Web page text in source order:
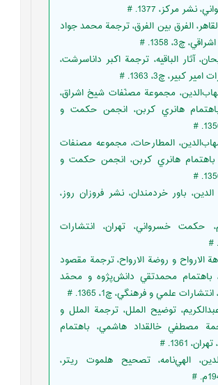
نشر مركز، 1377. #
الفرق بين الفرق، ترجمة محمد جواد
چ3، 1358. #
آثار الباقيه، ترجمة اکبر داناسرشت،
کبير، چ3، 1363. #
مجموعة مصنّفات شيخ اشراق،
باهتمام هانري کربن، انجمن حکمت و
المطارحات، مجموعه مصنفات
هانري کربن، انجمن حکمت و
الدين، باور خردمندان، نشر فروزان روز،
حكمت خسرواني، تهران، انتشارات
الارواح و روضة الارواح، ترجمة مقصود
باهتمام محمدتقي دانش‌پژوه و محمّد
علمي و فرهنگي، چ1، 1365. #
توضيح الملل، ترجمة الملل و
ترجمة مصطفي خالقداد هاشمي، باهتمام
1361. #
الهي‌نامه، تصحيح هلموت ريتر،